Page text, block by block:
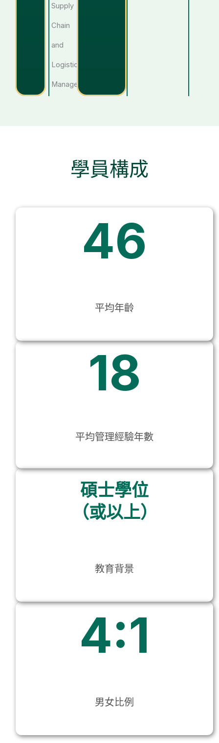
Supply
Chain
and
Logistics
Management
學員構成
46
平均年齡
18
平均管理經驗年數
碩士學位
（或以上）
教育背景
4:1
男女比例